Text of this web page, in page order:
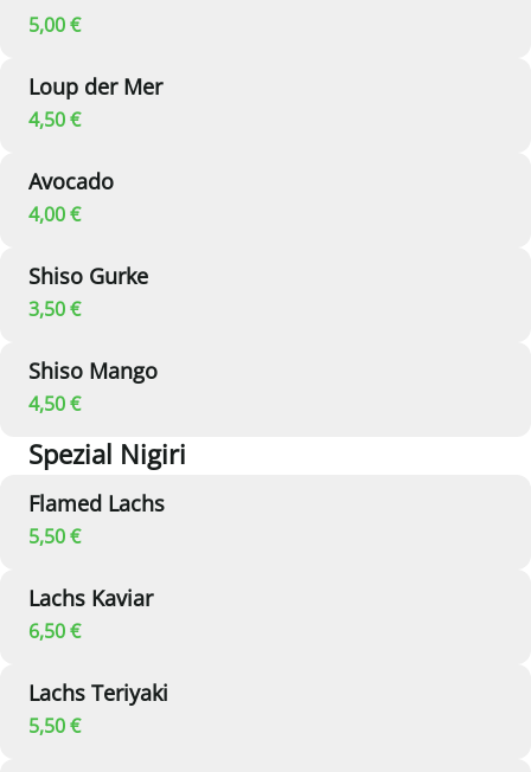
5,00 €
Loup der Mer
4,50 €
Avocado
4,00 €
Shiso Gurke
3,50 €
Shiso Mango
4,50 €
Spezial Nigiri
Flamed Lachs
5,50 €
Lachs Kaviar
6,50 €
Lachs Teriyaki
5,50 €